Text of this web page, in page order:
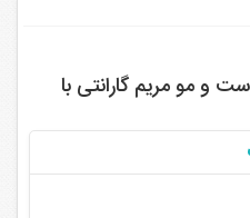
و مو مریم گارانتی با